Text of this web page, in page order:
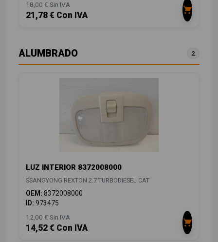
18,00 € Sin IVA
21,78 € Con IVA
ALUMBRADO 2
LUZ INTERIOR 8372008000
SSANGYONG REXTON 2.7 TURBODIESEL CAT
OEM: 8372008000
ID: 973475
12,00 € Sin IVA
14,52 € Con IVA